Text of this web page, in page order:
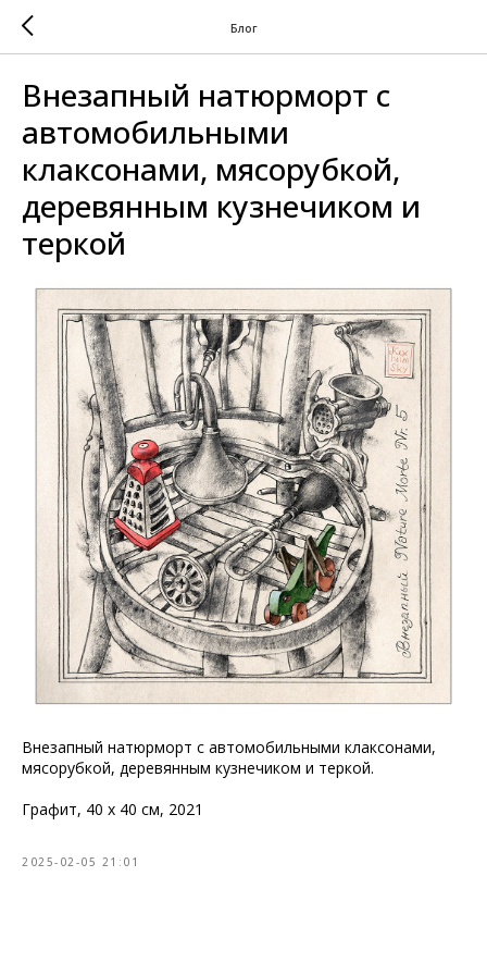
Блог
Внезапный натюрморт с
автомобильными
клаксонами, мясорубкой,
деревянным кузнечиком и
теркой
Внезапный натюрморт с автомобильными клаксонами,
мясорубкой, деревянным кузнечиком и теркой.
Графит, 40 х 40 см, 2021
2025-02-05 21:01